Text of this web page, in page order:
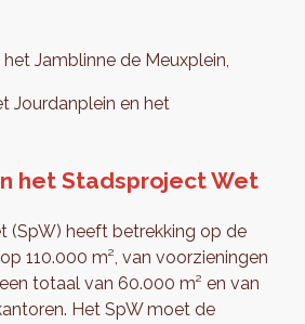
Jamblinne de Meuxplein,
Jourdanplein en het
het Stadsproject Wet
(SpW) heeft betrekking op de
110.000 m², van voorzieningen
totaal van 60.000 m² en van
Het SpW moet de